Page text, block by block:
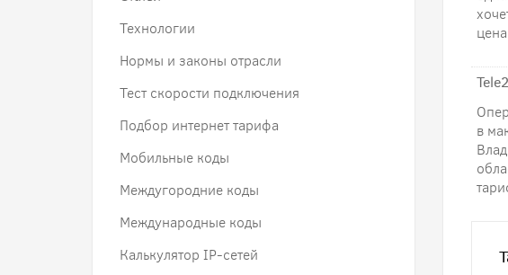
в
Технологии
Нормы и законы отрасли
Тест скорости подключения
Подбор интернет тарифа
Мобильные коды
Междугородние коды
Международные коды
Калькулятор IP-сетей